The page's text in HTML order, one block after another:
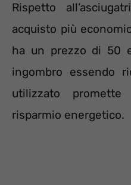
Rispetto
acquisto più
ha un prezzo di 50
ingombro essendo
utilizzato
risparmio energetico.